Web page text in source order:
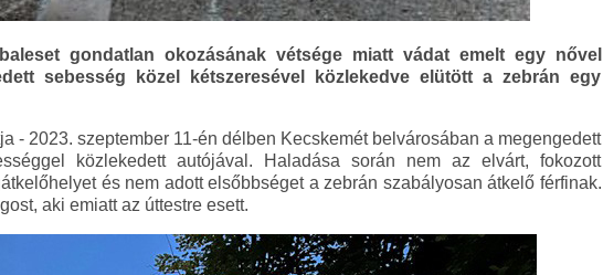
gondatlan okozásának vétsége miatt vádat emelt egy nővel
sebesség közel kétszeresével közlekedve elütött a zebrán egy
- 2023. szeptember 11-én délben Kecskemét belvárosában a megengedett
közlekedett autójával. Haladása során nem az elvárt, fokozott
és nem adott elsőbbséget a zebrán szabályosan átkelő férfinak.
aki emiatt az úttestre esett.